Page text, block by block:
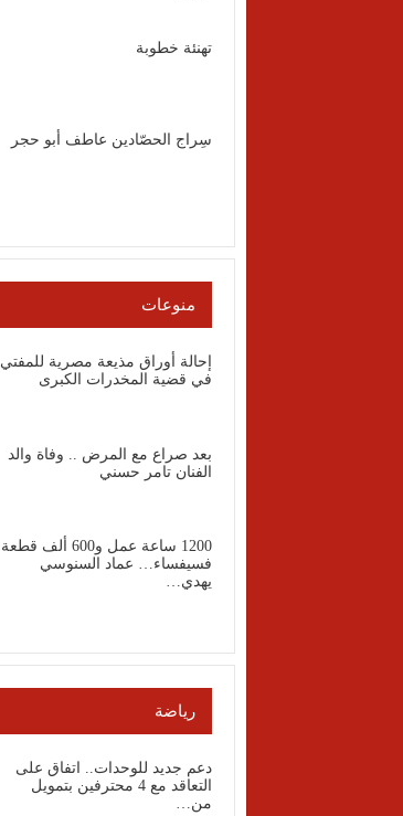
تهنئة خطوبة
سِراج الحصّادين عاطف أبو حجر
منوعات
إحالة أوراق مذيعة مصرية للمفتي
في قضية المخدرات الكبرى
بعد صراع مع المرض .. وفاة والد
الفنان تامر حسني
1200 ساعة عمل و600 ألف قطعة
فسيفساء… عماد السنوسي
يهدي…
رياضة
دعم جديد للوحدات.. اتفاق على
التعاقد مع 4 محترفين بتمويل
من…